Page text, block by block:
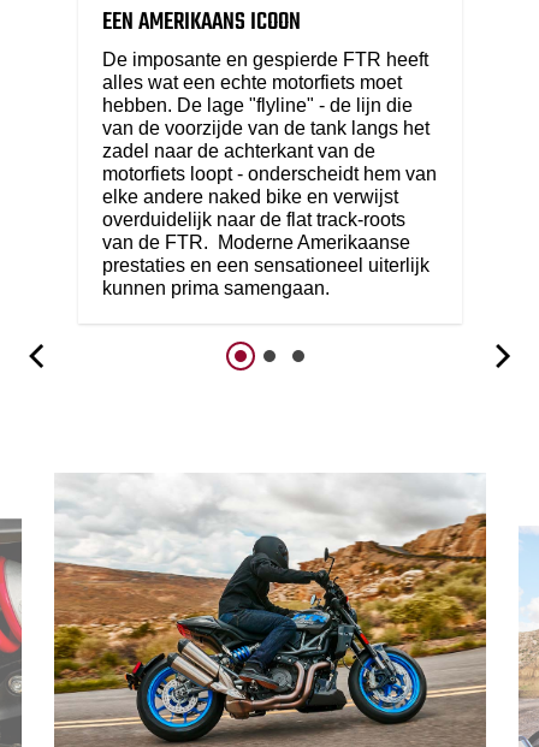
EEN AMERIKAANS ICOON
De imposante en gespierde FTR heeft
alles wat een echte motorfiets moet
hebben. De lage "flyline" - de lijn die
van de voorzijde van de tank langs het
zadel naar de achterkant van de
motorfiets loopt - onderscheidt hem van
elke andere naked bike en verwijst
overduidelijk naar de flat track-roots
van de FTR. Moderne Amerikaanse
prestaties en een sensationeel uiterlijk
kunnen prima samengaan.